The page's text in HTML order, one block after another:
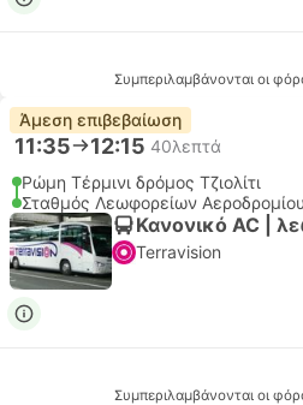
Συμπεριλαμβάνονται οι
Άμεση επιβεβαίωση
11:35 12:15 40λεπτά
Ρώμη Τέρμινι δρόμος Τζιολίτι
Σταθμός Λεωφορείων
Κανονικό AC |
Terravision
Συμπεριλαμβάνονται οι